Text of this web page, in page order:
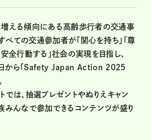
増える傾向にある高齢歩行者の交通事
べての交通参加者が「関心を持ち」「尊
安全行動する」社会の実現を目指し、
から「Safety Japan Action 2025
では、抽選プレゼントやぬりえキャン
みんなで参加できるコンテンツが盛り